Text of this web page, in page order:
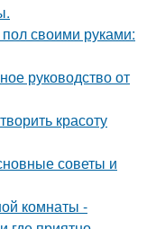
своими руками:
руководство от
красоту
советы и
комнаты -